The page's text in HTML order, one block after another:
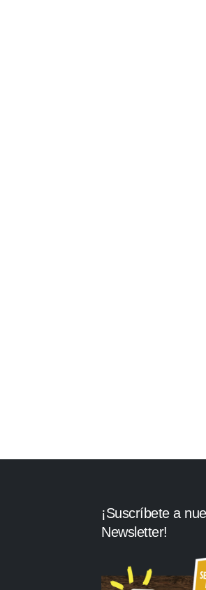
¡Suscríbete a
Newsletter!